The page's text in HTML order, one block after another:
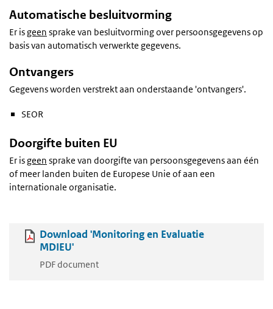
Automatische besluitvorming
Er isgeen sprake van besluitvorming over persoonsgegevens op
basis van automatisch verwerkte gegevens.
Ontvangers
Gegevens worden verstrekt aan onderstaande 'ontvangers'.
SEOR
Doorgifte buiten EU
Er isgeen sprake van doorgifte van persoonsgegevens aan één
of meer landen buiten de Europese Unie of aan een
internationale organisatie.
Download 'Monitoring en Evaluatie
MDIEU'
PDF document